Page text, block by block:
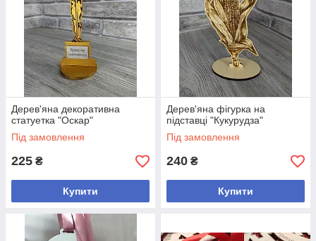
Дерев'яна декоративна
статуетка "Оскар"
Під замовлення
225 ₴
Купити
Дерев'яна фігурка на
підставці "Кукурудза"
Під замовлення
240 ₴
Купити